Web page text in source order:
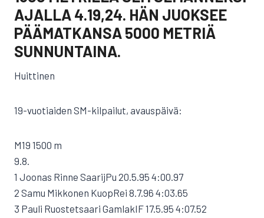
AJALLA 4.19,24. HÄN JUOKSEE
PÄÄMATKANSA 5000 METRIÄ
SUNNUNTAINA.
Huittinen
19-vuotiaiden SM-kilpailut, avauspäivä:
M19 1500 m
9.8.
1 Joonas Rinne SaarijPu 20.5.95 4:00.97
2 Samu Mikkonen KuopRei 8.7.96 4:03.65
3 Pauli Ruostetsaari GamlakIF 17.5.95 4:07.52